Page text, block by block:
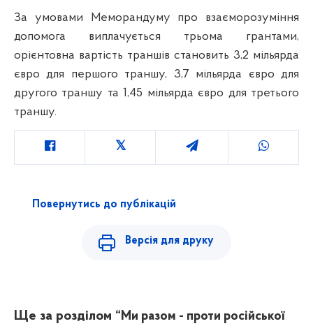
За умовами Меморандуму про взаєморозуміння
допомога виплачується трьома грантами,
орієнтовна вартість траншів становить 3,2 мільярда
євро для першого траншу, 3,7 мільярда євро для
другого траншу та 1,45 мільярда євро для третього
траншу.
Повернутись до публікацій
Версія для друку
Ще за розділом “Ми разом - проти російської